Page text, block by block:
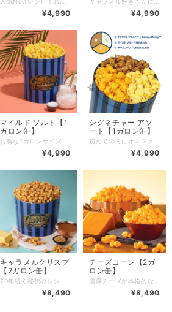
¥4,990 ¥4,990
マイルド ソルト【1
ガロン缶】
¥4,990
シグネチャー アソ
ート【1ガロン缶】
¥4,990
キャラメルクリスプ
【2ガロン缶】
¥8,490
チーズコーン【2ガ
ロン缶】
¥8,490